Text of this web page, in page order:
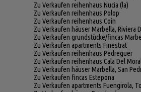
Zu Verkaufen reihenhaus Nucia (la)
Zu Verkaufen reihenhaus Polop
Zu Verkaufen reihenhaus Coín
Zu Verkaufen häuser Marbella, Riviera
Zu Verkaufen grundstücke/fincas
Zu Verkaufen apartments Finestrat
Zu Verkaufen reihenhaus Pedreguer
Zu Verkaufen reihenhaus Cala Del
Zu Verkaufen häuser Marbella, San
Zu Verkaufen fincas Estepona
Zu Verkaufen apartments Fuengirola,